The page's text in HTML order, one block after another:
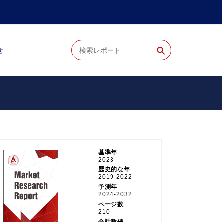
⚲
基準年
2023
歴史的な年
2019-2022
予測年
2024-2032
ページ数
210